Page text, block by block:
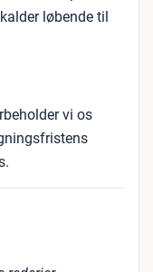
løbende til
vi os